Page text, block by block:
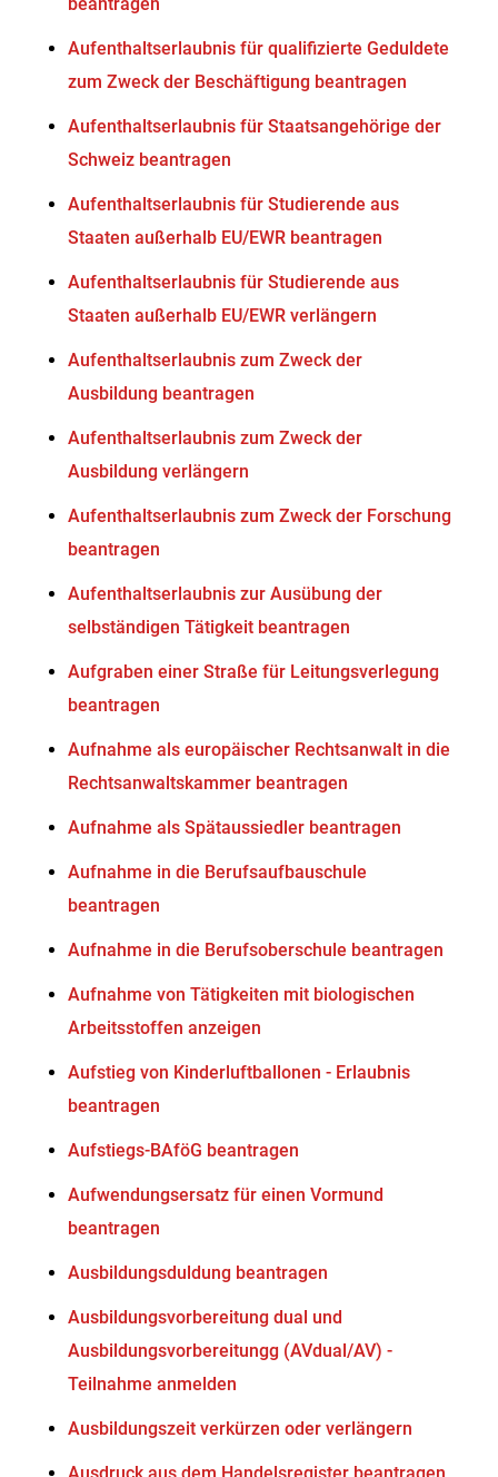
Aufenthaltserlaubnis für qualifizierte Geduldete
zum Zweck der Beschäftigung beantragen
Aufenthaltserlaubnis für Staatsangehörige der
Schweiz beantragen
Aufenthaltserlaubnis für Studierende aus
Staaten außerhalb EU/EWR beantragen
Aufenthaltserlaubnis für Studierende aus
Staaten außerhalb EU/EWR verlängern
Aufenthaltserlaubnis zum Zweck der
Ausbildung beantragen
Aufenthaltserlaubnis zum Zweck der
Ausbildung verlängern
Aufenthaltserlaubnis zum Zweck der Forschung
beantragen
Aufenthaltserlaubnis zur Ausübung der
selbständigen Tätigkeit beantragen
Aufgraben einer Straße für Leitungsverlegung
beantragen
Aufnahme als europäischer Rechtsanwalt in die
Rechtsanwaltskammer beantragen
Aufnahme als Spätaussiedler beantragen
Aufnahme in die Berufsaufbauschule
beantragen
Aufnahme in die Berufsoberschule beantragen
Aufnahme von Tätigkeiten mit biologischen
Arbeitsstoffen anzeigen
Aufstieg von Kinderluftballonen - Erlaubnis
beantragen
Aufstiegs-BAföG beantragen
Aufwendungsersatz für einen Vormund
beantragen
Ausbildungsduldung beantragen
Ausbildungsvorbereitung dual und
Ausbildungsvorbereitungg (AVdual/AV) -
Teilnahme anmelden
Ausbildungszeit verkürzen oder verlängern